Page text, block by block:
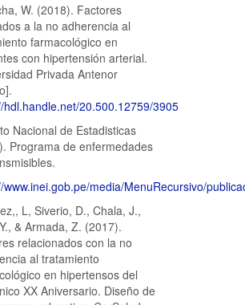
W. (2018). Factores
a la no adherencia al
farmacológico en
con hipertensión arterial.
Privada Antenor
hdl.handle.net/20.500.12759/3905
Nacional de Estadisticas
Programa de enfermedades
www.inei.gob.pe/media/MenuRecursivo/
L, Siverio, D., Chala, J.,
& Armada, Z. (2017).
relacionados con la no
al tratamiento
en hipertensos del
XX Aniversario. Diseño de